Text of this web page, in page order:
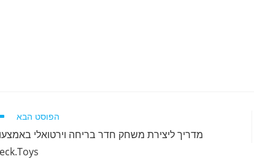
הפוסט הבא
מדריך ליצירת משחק חדר בריחה וירטואלי